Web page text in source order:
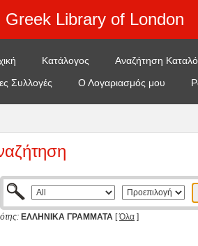
Greek Library of London
Κατάλογος
Αναζήτηση
Συλλογές
Ο Λογαριασμός μου
ΕΛΛΗΝΙΚΑ ΓΡΑΜΜΑΤΑ [Όλα ]